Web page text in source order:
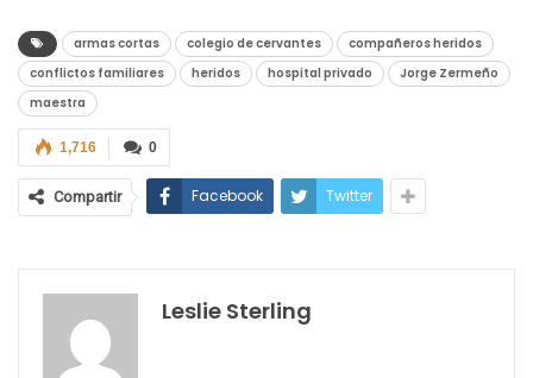
armas cortas colegio de cervantes
compañeros heridos
conflictos familiares
heridos hospital privado
Jorge Zermeño
maestra
0
1,716
Compartir Facebook Twitter
Leslie Sterling